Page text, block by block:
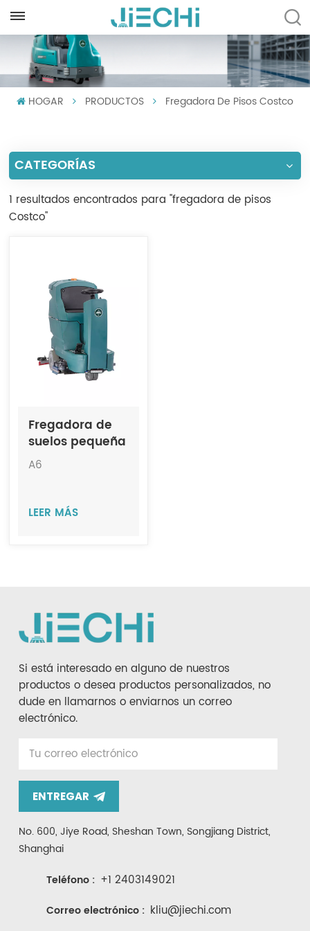
English
Français
Español
Português
Tiếng Việt
Indonesia
HOGAR PRODUCTOS Fregadora De Pisos Costco
CATEGORÍAS
1 resultados encontrados para "fregadora de pisos
Costco"
Fregadora de
suelos pequeña
con doble
A6
A6
LEER MÁS
Si está interesado en alguno de nuestros
productos o desea productos personalizados, no
dude en llamarnos o enviarnos un correo
electrónico.
ENTREGAR
No. 600, Jiye Road, Sheshan Town, Songjiang District,
Shanghai
Teléfono : +1 2403149021
Correo electrónico : kliu@jiechi.com